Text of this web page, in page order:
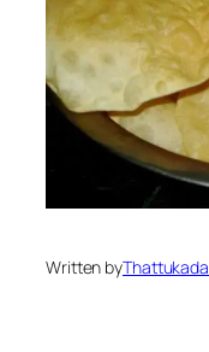
Written byThattukada